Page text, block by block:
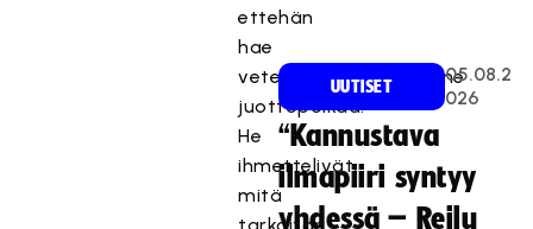
ettehän
hae
veteraanijoukkueellenne
juottopoikaa.
He
ihmettelivät,
mitä
UUTISET
05.08.2
026
“Kannustava
ilmapiiri syntyy
yhdessä – Reilu